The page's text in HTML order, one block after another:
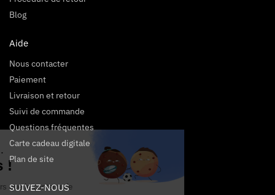
Salut c'est nous...
les Cookies !
On a attendu d'être sûrs que le contenu de
Blog
Aide
Nous contacter
Paiement
Livraison et retour
Suivi de commande
Questions fréquentes
Carte cadeau digitale
Plan de site
SUIVEZ-NOUS